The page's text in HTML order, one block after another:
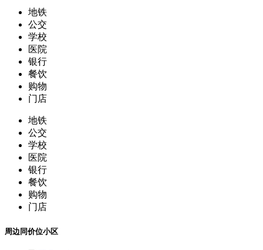
更多小区专家
周边生活配套
地铁
公交
学校
医院
餐饮
购物
门店
地铁
公交
学校
医院
餐饮